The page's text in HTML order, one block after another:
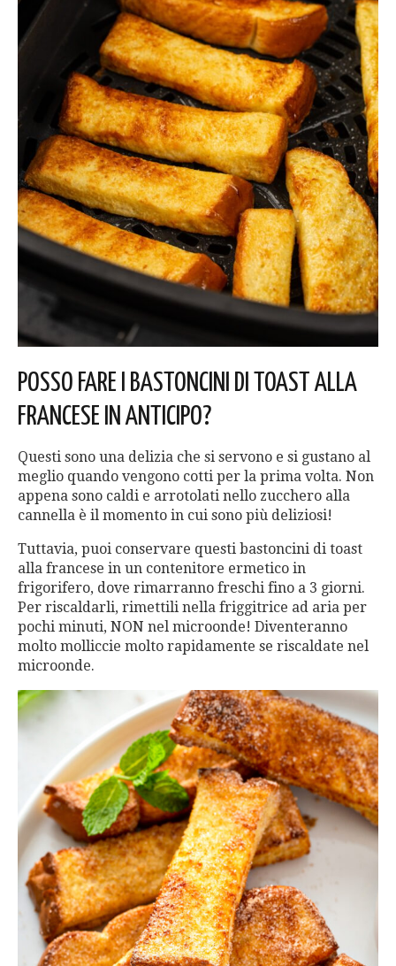
POSSO FARE I BASTONCINI DI TOAST ALLA
FRANCESE IN ANTICIPO?
Questi sono una delizia che si servono e si gustano al
meglio quando vengono cotti per la prima volta. Non
appena sono caldi e arrotolati nello zucchero alla
cannella è il momento in cui sono più deliziosi!
Tuttavia, puoi conservare questi bastoncini di toast
alla francese in un contenitore ermetico in
frigorifero, dove rimarranno freschi fino a 3 giorni.
Per riscaldarli, rimettili nella friggitrice ad aria per
pochi minuti, NON nel microonde! Diventeranno
molto molliccie molto rapidamente se riscaldate nel
microonde.